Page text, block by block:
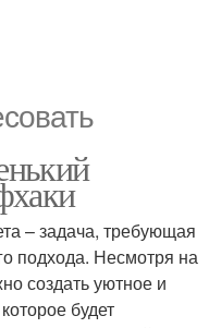
– задача, требующая
подхода. Несмотря на
создать уютное и
будет